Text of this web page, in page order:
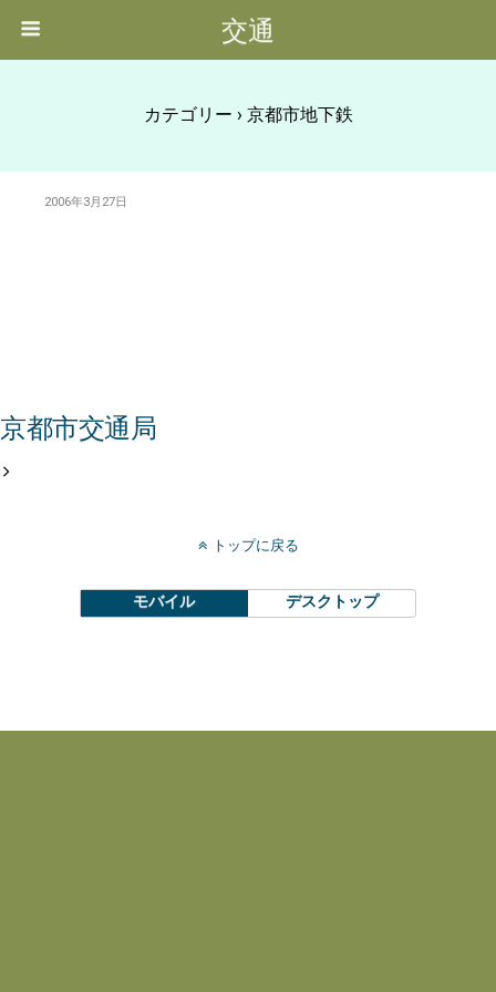
交通
カテゴリー › 京都市地下鉄
2006年3月27日
京都市交通局
トップに戻る
モバイル デスクトップ